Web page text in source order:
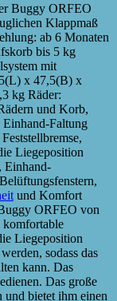
Buggy ORFEO
Klappmaß
ab 6 Monaten
bis 5 kg
mit
x 47,5(B) x
kg Räder:
und Korb,
Einhand-Faltung
Liegeposition
Einhand-
und Komfort
ORFEO von
Liegeposition
sodass das
kann. Das
Das große
und bietet ihm einen